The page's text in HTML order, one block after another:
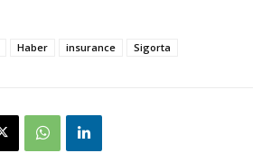
Haber insurance Sigorta